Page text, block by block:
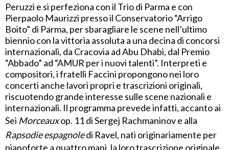
Peruzzi e si perfeziona con il Trio di Parma e con
Pierpaolo Maurizzi presso il Conservatorio “Arrigo
Boito” di Parma, per sbaragliare le scene nell’ultimo
biennio con la vittoria assoluta a una decina di concorsi
internazionali, da Cracovia ad Abu Dhabi, dal Premio
“Abbado” ad “AMUR per i nuovi talenti”. Interpreti e
compositori, i fratelli Faccini propongono nei loro
concerti anche lavori propri e trascrizioni originali,
riscuotendo grande interesse sulle scene nazionali e
internazionali. Il programma prevede infatti, accanto ai
Sei Morceauxop. 11 di Sergej Rachmaninov e alla
Rapsodieespagnoledi Ravel, nati originariamente per
pianoforte a quattro mani, la loro trascrizione originale